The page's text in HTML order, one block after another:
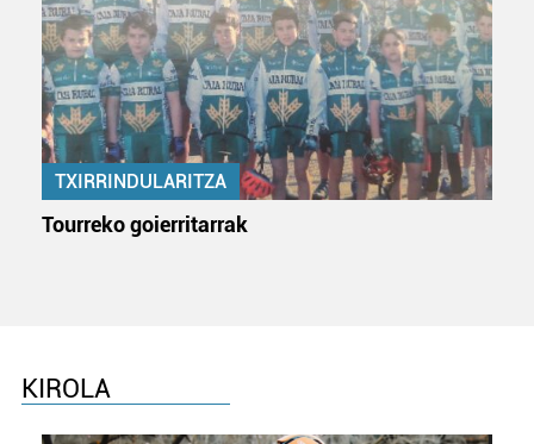
zerbitzuak hobetzeko asmoz, cookie teknologiaz
baliatzen gara. Ohar hau onartuz gero, teknologia hori
erabiltzeko baimen esplizitua ematen diguzu.Gehiago
irakurri
TXIRRINDULARITZA
Tourreko goierritarrak
KIROLA